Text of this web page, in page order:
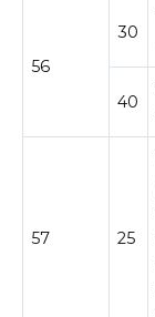
56
30
40
57 25